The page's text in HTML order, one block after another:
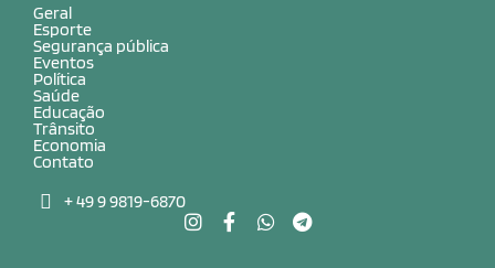
Geral
Esporte
Segurança pública
Eventos
Política
Saúde
Educação
Trânsito
Economia
Contato
+ 49 9 9819-6870